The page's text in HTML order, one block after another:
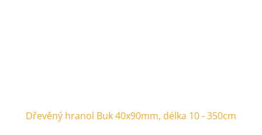
Dřevěný hranol Buk 40x90mm, délka 10 - 350cm